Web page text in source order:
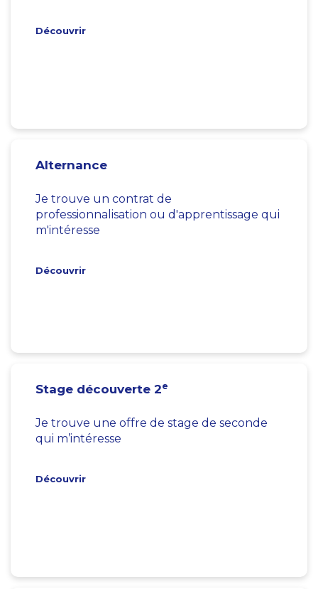
Découvrir
Alternance
Je trouve un contrat de
professionnalisation ou d'apprentissage qui
m'intéresse
Découvrir
Stage découverte 2e
Je trouve une offre de stage de seconde
qui m’intéresse
Découvrir